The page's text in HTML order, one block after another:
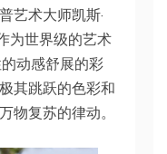
艺术大师凯斯·
为世界级的艺术
动感舒展的彩
其跳跃的色彩和
物复苏的律动。